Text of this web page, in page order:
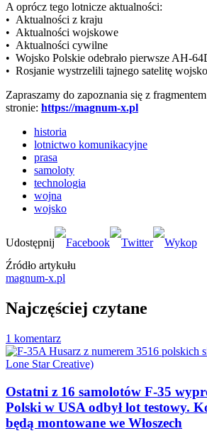
A oprócz tego lotnicze aktualności:
• Aktualności z kraju
• Aktualności wojskowe
• Aktualności cywilne
• Wojsko Polskie odebrało pierwsze AH-
• Rosjanie wystrzelili tajnego satelitę
Zapraszamy do zapoznania się z
stronie: https://magnum-x.pl
historia
lotnictwo komunikacyjne
prasa
samoloty
technologia
wojna
wojsko
Źródło artykułu
magnum-x.pl
Najczęściej czytane
1 komentarz
Ostatni z 16 samolotów F-35
Polski w USA odbył lot testowy.
będą montowane we Włoszech